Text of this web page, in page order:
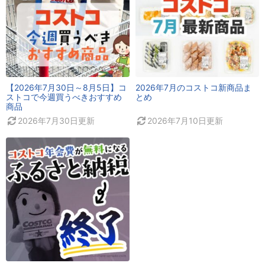
【2026年7月30日～8月5日】コ
ストコで今週買うべきおすすめ
商品
2026年7月30日更新
2026年7月のコストコ新商品ま
とめ
2026年7月10日更新